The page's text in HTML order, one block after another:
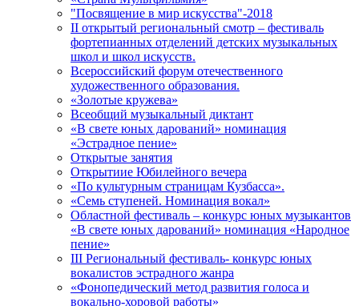
"Посвящение в мир искусства"-2018
II открытый региональный смотр – фестиваль
фортепианных отделений детских музыкальных
школ и школ искусств.
Всероссийский форум отечественного
художественного образования.
«Золотые кружева»
Всеобщий музыкальный диктант
«В свете юных дарований» номинация
«Эстрадное пение»
Открытые занятия
Открытиие Юбилейного вечера
«По культурным страницам Кузбасса».
«Семь ступеней. Номинация вокал»
Областной фестиваль – конкурс юных музыкантов
«В свете юных дарований» номинация «Народное
пение»
III Региональный фестиваль- конкурс юных
вокалистов эстрадного жанра
«Фонопедический метод развития голоса и
вокально-хоровой работы»